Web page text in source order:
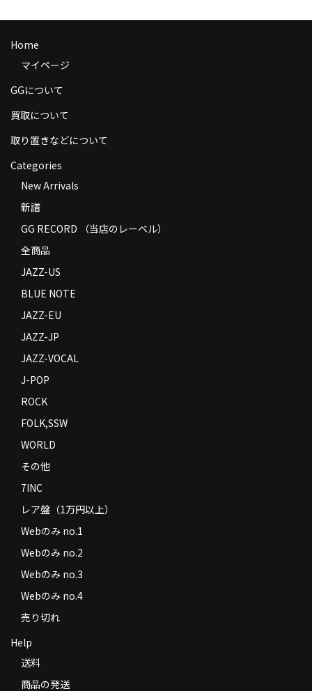
Help
送料
お支払い方法
返品
コンディション
特定商取引法に基づく表示
Contact
Home
マイページ
GGについて
買取について
取り置きなどについて
Categories
New Arrivals
新譜
GG RECORD （当店のレーベル）
全商品
JAZZ-US
BLUE NOTE
JAZZ-EU
JAZZ-JP
JAZZ-VOCAL
J-POP
ROCK
FOLK,SSW
WORLD
その他
7INC
レア盤（1万円以上）
Webのみ no.1
Webのみ no.2
Webのみ no.3
Webのみ no.4
売り切れ
Help
送料
商品の発送